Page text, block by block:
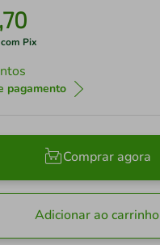
,70
Pix
pagamento
Comprar agora
Adicionar ao carrinho